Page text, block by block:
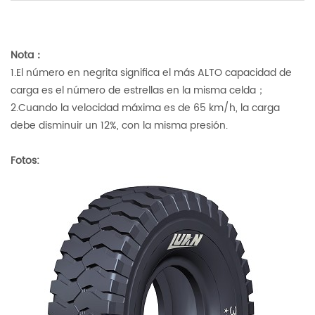
Nota：
1.El número en negrita significa el más ALTOcapacidad de
carga es el número de estrellas en la misma celda；
2.Cuando la velocidad máxima es de 65 km/h, la carga
debe disminuir un 12%, con la misma presión.
Fotos: